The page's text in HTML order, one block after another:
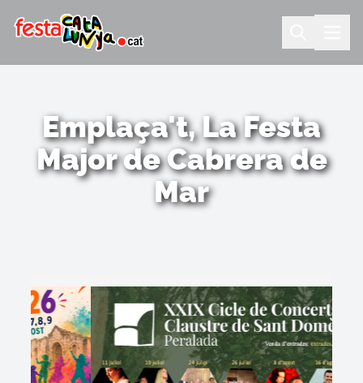
Emplaça't, La Festa
Major de Cabrera de
Mar